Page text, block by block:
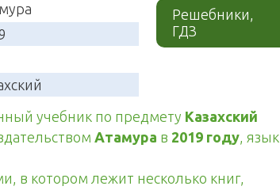
Решебники,
ГДЗ
учебник по предмету Казахский
Атамура в 2019 году, язык
в котором лежит несколько книг,